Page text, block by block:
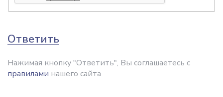
Ответить
Нажимая кнопку "Ответить", Вы соглашаетесь с
правилами нашего сайта